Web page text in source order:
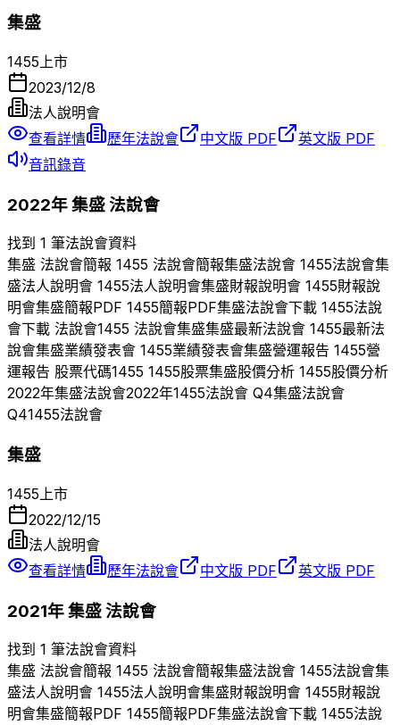
集盛
1455 上市
2023/12/8
法人說明會
查看詳情
歷年法說會 中文版 PDF
英文版 PDF
音訊錄音
2022年集盛法說會
找到 1 筆法說會資料
集盛 法說會簡報 1455 法說會簡報集盛法說會 1455法說會集
盛法人說明會 1455法人說明會集盛財報說明會 1455財報說
明會集盛簡報PDF 1455簡報PDF集盛法說會下載 1455法說
會下載 法說會1455 法說會集盛集盛最新法說會 1455最新法
說會集盛業績發表會 1455業績發表會集盛營運報告 1455營
運報告 股票代碼1455 1455股票集盛股價分析 1455股價分析
2022年集盛法說會2022年1455法說會 Q4集盛法說會
Q41455法說會
集盛
1455 上市
2022/12/15
法人說明會
查看詳情
歷年法說會 中文版 PDF 英文版 PDF
2021年集盛法說會
找到 1 筆法說會資料
集盛 法說會簡報 1455 法說會簡報集盛法說會 1455法說會集
盛法人說明會 1455法人說明會集盛財報說明會 1455財報說
明會集盛簡報PDF 1455簡報PDF集盛法說會下載 1455法說